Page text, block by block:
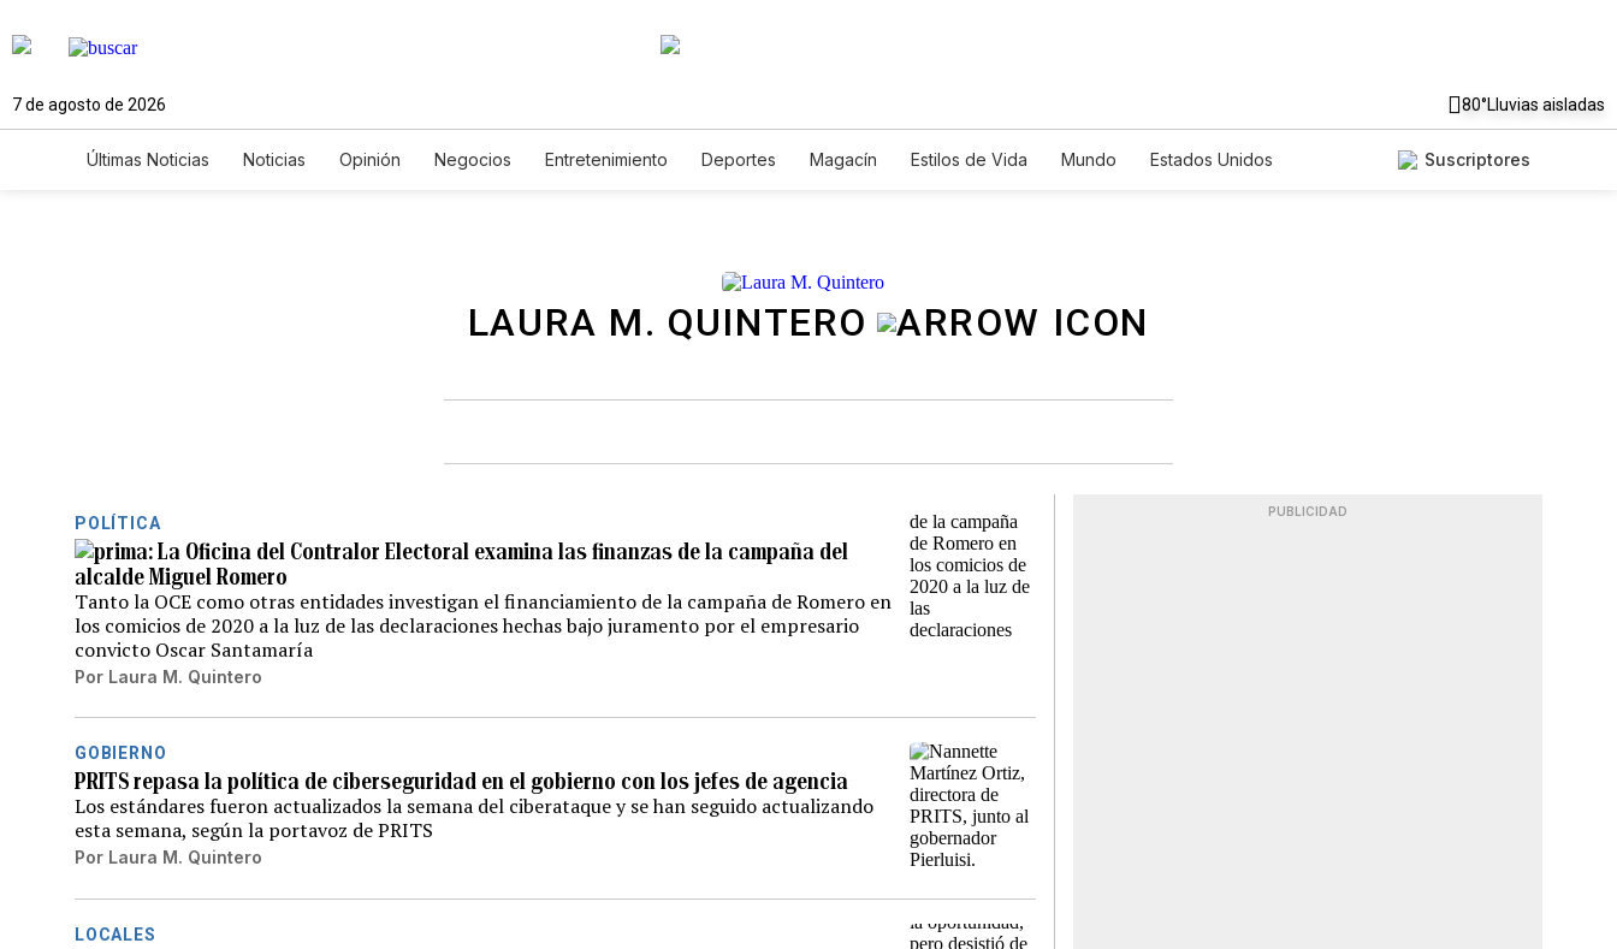
7 de agosto de 2026 80°Lluvias aisladas
Últimas Noticias Noticias Opinión Negocios Entretenimiento Deportes Magacín Estilos de Vida Mundo
Estados Unidos
Suscriptores
LAURA M. QUINTERO
POLÍTICA
La Oficina del Contralor Electoral examina las finanzas de la campaña del
alcalde Miguel Romero
Tanto la OCE como otras entidades investigan el financiamiento de la campaña de Romero en
los comicios de 2020 a la luz de las declaraciones hechas bajo juramento por el empresario
convicto Oscar Santamaría
Por Laura M. Quintero
GOBIERNO
PRITS repasa la política de ciberseguridad en el gobierno con los jefes de agencia
Los estándares fueron actualizados la semana del ciberataque y se han seguido actualizando
esta semana, según la portavoz de PRITS
Por Laura M. Quintero
LOCALES
PUBLICIDAD